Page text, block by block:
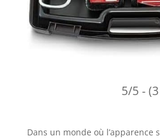
5/5 -
Dans un monde où l’apparence